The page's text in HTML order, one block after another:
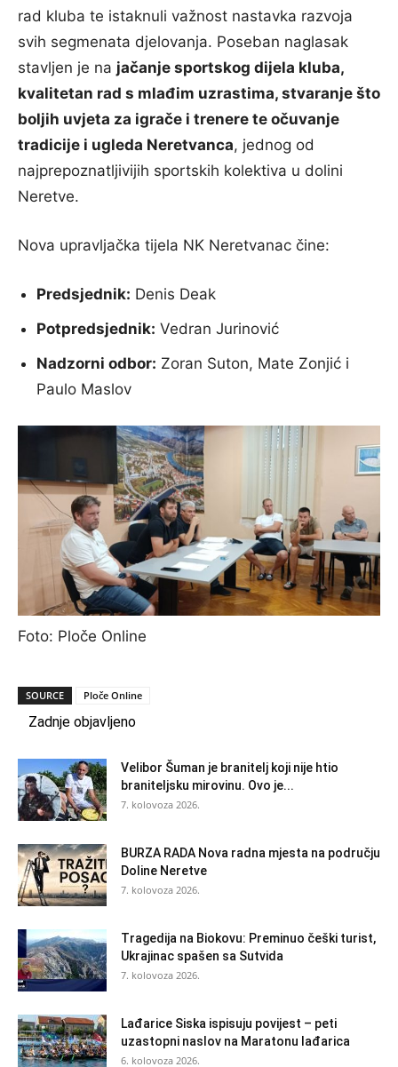
rad kluba te istaknuli važnost nastavka razvoja
svih segmenata djelovanja. Poseban naglasak
stavljen je na jačanje sportskog dijela kluba,
kvalitetan rad s mlađim uzrastima, stvaranje što
boljih uvjeta za igrače i trenere te očuvanje
tradicije i ugleda Neretvanca, jednog od
najprepoznatljivijih sportskih kolektiva u dolini
Neretve.
Nova upravljačka tijela NK Neretvanac čine:
Predsjednik: Denis Deak
Potpredsjednik: Vedran Jurinović
Nadzorni odbor: Zoran Suton, Mate Zonjić i
Paulo Maslov
Foto: Ploče Online
SOURCE Ploče Online
Zadnje objavljeno
Velibor Šuman je branitelj koji nije htio
braniteljsku mirovinu. Ovo je...
7. kolovoza 2026.
BURZA RADA Nova radna mjesta na području
Doline Neretve
7. kolovoza 2026.
Tragedija na Biokovu: Preminuo češki turist,
Ukrajinac spašen sa Sutvida
7. kolovoza 2026.
Lađarice Siska ispisuju povijest – peti
uzastopni naslov na Maratonu lađarica
6. kolovoza 2026.